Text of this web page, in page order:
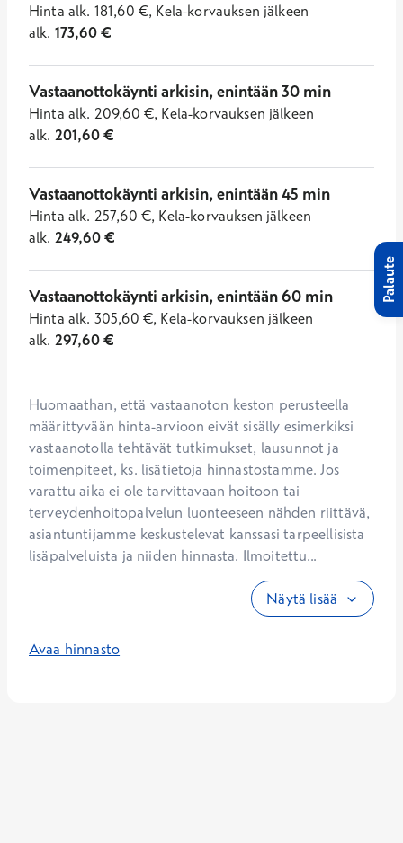
Hinta alk. 181,60 €, Kela-korvauksen jälkeen
alk. 173,60€
Vastaanottokäynti arkisin, enintään 30 min
Hinta alk. 209,60 €, Kela-korvauksen jälkeen
alk. 201,60€
Vastaanottokäynti arkisin, enintään 45 min
Hinta alk. 257,60 €, Kela-korvauksen jälkeen
alk. 249,60€
Vastaanottokäynti arkisin, enintään 60 min
Hinta alk. 305,60 €, Kela-korvauksen jälkeen
alk. 297,60€
Huomaathan, että vastaanoton keston perusteella
määrittyvään hinta-arvioon eivät sisälly esimerkiksi
vastaanotolla tehtävät tutkimukset, lausunnot ja
toimenpiteet, ks. lisätietoja hinnastostamme. Jos
varattu aika ei ole tarvittavaan hoitoon tai
terveydenhoitopalvelun luonteeseen nähden riittävä,
asiantuntijamme keskustelevat kanssasi tarpeellisista
lisäpalveluista ja niiden hinnasta. Ilmoitettu...
Näytä lisää
Avaa hinnasto
Palaute